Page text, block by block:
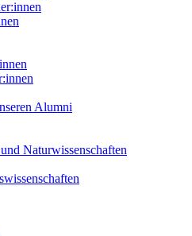
Alumni
Naturwissenschaften